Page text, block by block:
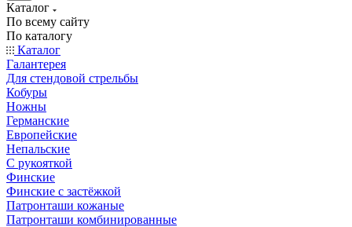
Каталог
По всему сайту
По каталогу
Каталог
Галантерея
Для стендовой стрельбы
Кобуры
Ножны
Германские
Европейские
Непальские
С рукояткой
Финские
Финские с застёжкой
Патронташи кожаные
Патронташи комбинированные